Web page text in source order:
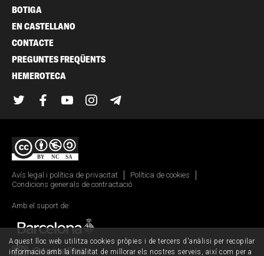
BOTIGA
EN CASTELLANO
CONTACTE
PREGUNTES FREQÜENTS
HEMEROTECA
TwitterFacebook
YouTubeInstagram
Avís legal i política de privacitat
Política de cookies
Condicions generals de contractació
Amb el suport de:
Aquest lloc web utilitza cookies pròpies i de tercers d'anàlisi per recopilar
informació amb la finalitat de millorar els nostres serveis, així com per a